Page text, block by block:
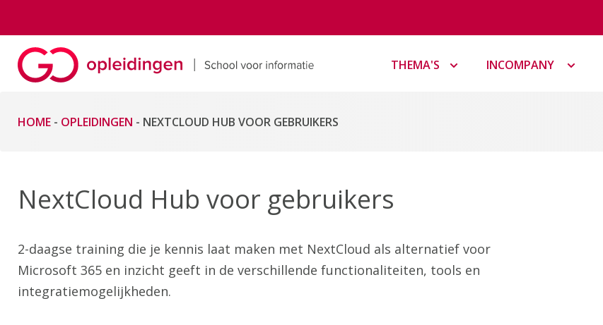
THEMA'S INCOMPANY
HOME - OPLEIDINGEN - NEXTCLOUD HUB VOOR GEBRUIKERS
NextCloud Hub voor gebruikers
2-daagse training die je kennis laat maken met NextCloud als alternatief voor
Microsoft 365 en inzicht geeft in de verschillende functionaliteiten, tools en
integratiemogelijkheden.